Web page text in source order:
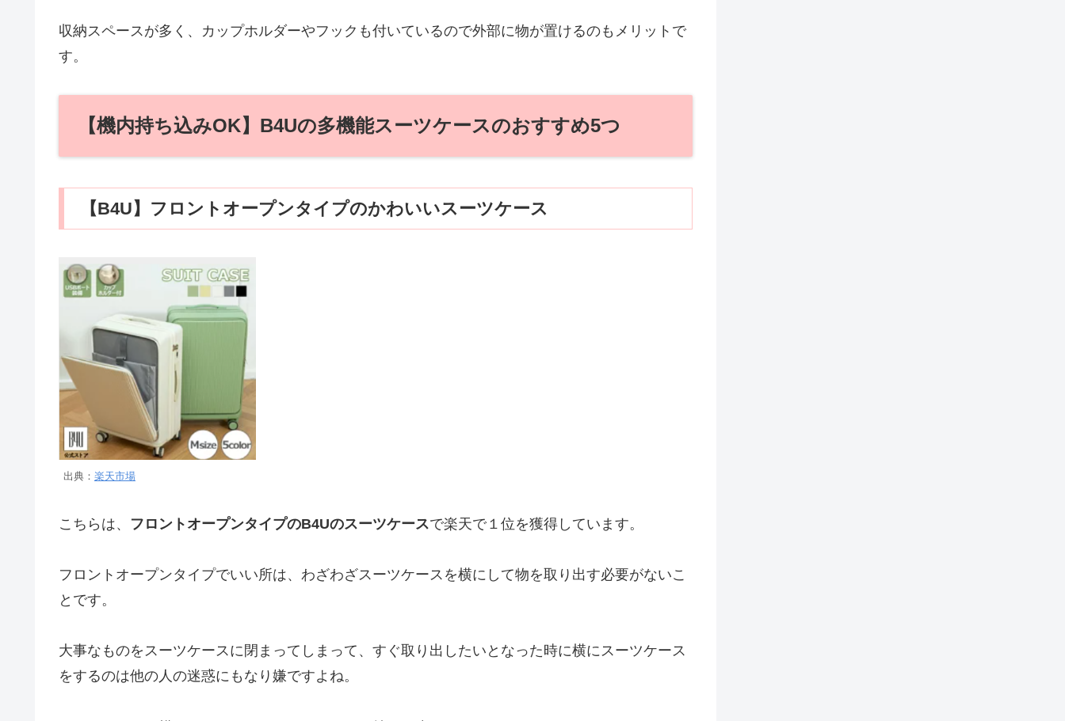
収納スペースが多く、カップホルダーやフックも付いているので外部に物が置けるのもメリットで
す。
【機内持ち込みOK】B4Uの多機能スーツケースのおすすめ5つ
【B4U】フロントオープンタイプのかわいいスーツケース
出典： 楽天市場
こちらは、 フロントオープンタイプのB4Uのスーツケースで楽天で１位を獲得しています。
フロントオープンタイプでいい所は、わざわざスーツケースを横にして物を取り出す必要がないこ
とです。
大事なものをスーツケースに閉まってしまって、すぐ取り出したいとなった時に横にスーツケース
をするのは他の人の迷惑にもなり嫌ですよね。